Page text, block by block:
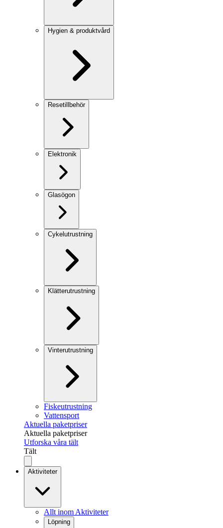
Hygien & produktvård
Resetillbehör
Elektronik
Glasögon
Cykelutrustning
Klätterutrustning
Vinterutrustning
Fiskeutrustning
Vattensport
Aktuella paketpriser
Aktuella paketpriser
Utforska våra tält
Tält
Aktiviteter
Allt inom Aktiviteter
Löpning